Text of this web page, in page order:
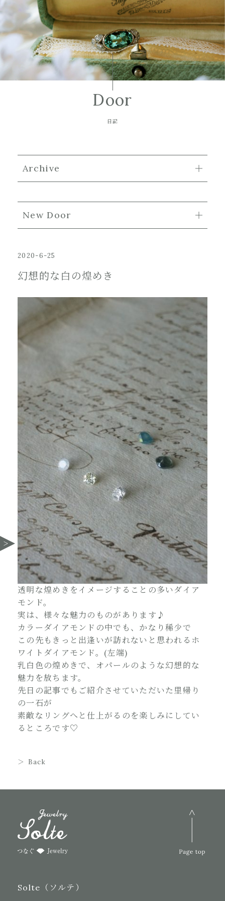
Door
日記
Archive
New Door
2020-6-25
幻想的な白の煌めき
透明な煌めきをイメージすることの多いダイア
モンド。
実は、様々な魅力のものがあります♪
カラーダイアモンドの中でも、かなり稀少で
この先もきっと出逢いが訪れないと思われるホ
ワイトダイアモンド。(左端)
乳白色の煌めきで、オパールのような幻想的な
魅力を放ちます。
先日の記事でもご紹介させていただいた里帰り
の一石が
素敵なリングへと仕上がるのを楽しみにしてい
るところです♡
Back
Solte（ソルテ）